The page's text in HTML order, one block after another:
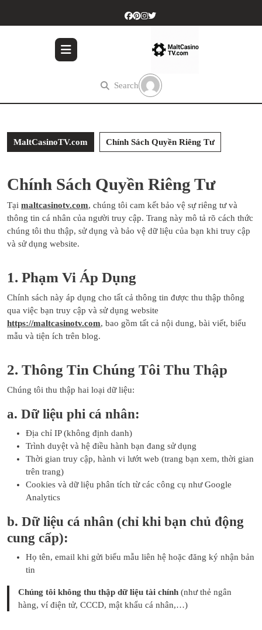
Search
MaltCasinoTV.com Chính Sách Quyền Riêng Tư
Chính Sách Quyền Riêng Tư
Tại maltcasinotv.com, chúng tôi cam kết bảo vệ sự riêng tư và
thông tin cá nhân của người truy cập. Trang này mô tả rõ cách thức
chúng tôi thu thập, sử dụng và bảo vệ dữ liệu của bạn khi truy cập
và sử dụng website.
1. Phạm Vi Áp Dụng
Chính sách này áp dụng cho tất cả thông tin được thu thập thông
qua việc bạn truy cập và sử dụng website
https://maltcasinotv.com, bao gồm tất cả nội dung, bài viết, biểu
mẫu và tiện ích trên blog.
2. Thông Tin Chúng Tôi Thu Thập
Chúng tôi thu thập hai loại dữ liệu:
a. Dữ liệu phi cá nhân:
Địa chỉ IP (không định danh)
Trình duyệt và hệ điều hành bạn đang sử dụng
Thời gian truy cập, hành vi lướt web (trang bạn xem, thời gian
trên trang)
Cookies và dữ liệu phân tích từ các công cụ như Google
Analytics
b. Dữ liệu cá nhân (chỉ khi bạn chủ động
cung cấp):
Họ tên, email khi gửi biểu mẫu liên hệ hoặc đăng ký nhận bản
tin
Chúng tôi không thu thập dữ liệu tài chính (như thẻ ngân
hàng, ví điện tử, CCCD, mật khẩu cá nhân,…)